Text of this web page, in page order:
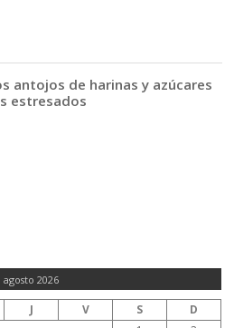
antojos de harinas y azúcares
estresados
agosto 2026
J V S
D